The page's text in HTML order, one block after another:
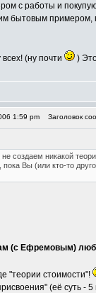
с работы и
бытовым
(ну почти
)
1:59 pm Заголовок
создаем никакой
пока Вы (или кто-то
(с Ефремовым)
"теории стоимости"!
(её суть -